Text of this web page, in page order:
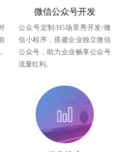
微信公众号开发
公众号定制/H5场景秀开发/微
信小程序，搭建企业独立微信
公众号，助力企业畅享公众号
流量红利。